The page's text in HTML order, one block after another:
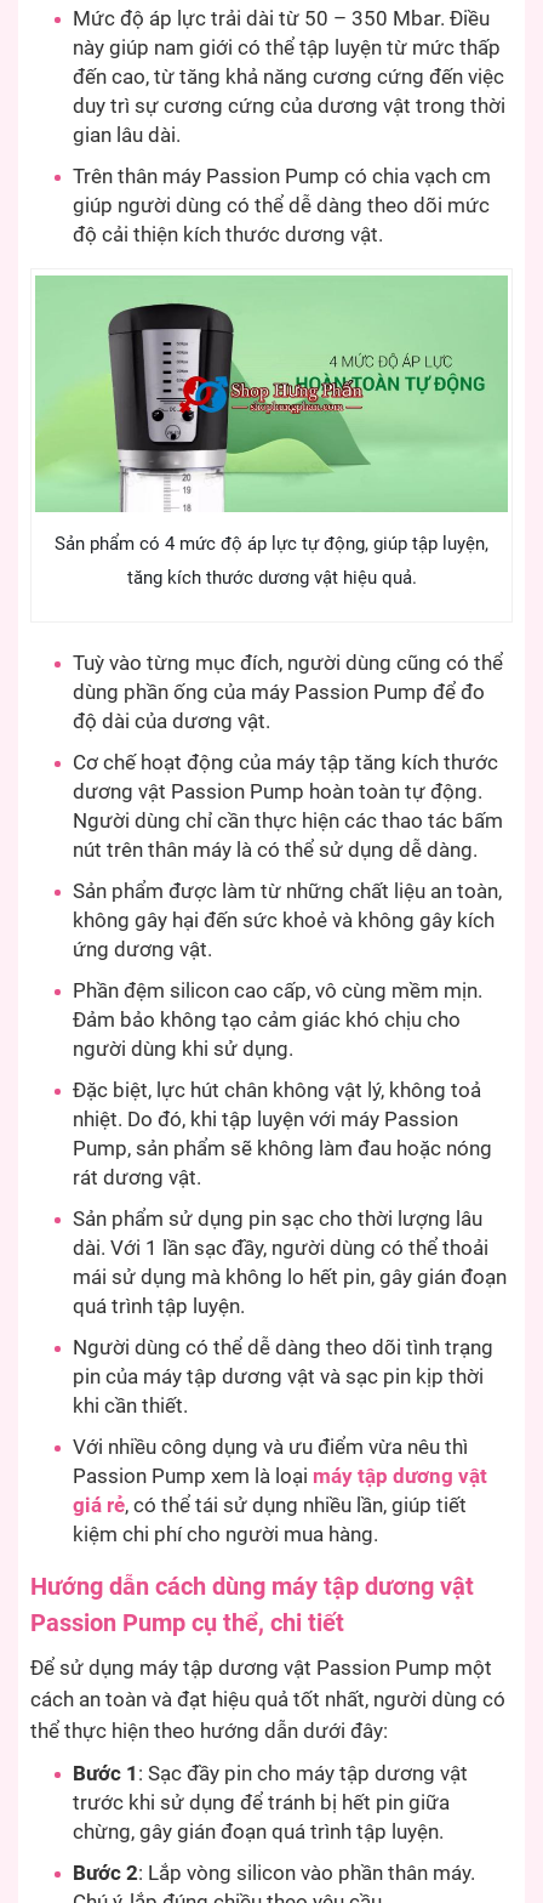
Mức độ áp lực trải dài từ 50 – 350 Mbar. Điều
này giúp nam giới có thể tập luyện từ mức thấp
đến cao, từ tăng khả năng cương cứng đến việc
duy trì sự cương cứng của dương vật trong thời
gian lâu dài.
Trên thân máy Passion Pump có chia vạch cm
giúp người dùng có thể dễ dàng theo dõi mức
độ cải thiện kích thước dương vật.
Sản phẩm có 4 mức độ áp lực tự động, giúp tập luyện,
tăng kích thước dương vật hiệu quả.
Tuỳ vào từng mục đích, người dùng cũng có thể
dùng phần ống của máy Passion Pump để đo
độ dài của dương vật.
Cơ chế hoạt động của máy tập tăng kích thước
dương vật Passion Pump hoàn toàn tự động.
Người dùng chỉ cần thực hiện các thao tác bấm
nút trên thân máy là có thể sử dụng dễ dàng.
Sản phẩm được làm từ những chất liệu an toàn,
không gây hại đến sức khoẻ và không gây kích
ứng dương vật.
Phần đệm silicon cao cấp, vô cùng mềm mịn.
Đảm bảo không tạo cảm giác khó chịu cho
người dùng khi sử dụng.
Đặc biệt, lực hút chân không vật lý, không toả
nhiệt. Do đó, khi tập luyện với máy Passion
Pump, sản phẩm sẽ không làm đau hoặc nóng
rát dương vật.
Sản phẩm sử dụng pin sạc cho thời lượng lâu
dài. Với 1 lần sạc đầy, người dùng có thể thoải
mái sử dụng mà không lo hết pin, gây gián đoạn
quá trình tập luyện.
Người dùng có thể dễ dàng theo dõi tình trạng
pin của máy tập dương vật và sạc pin kịp thời
khi cần thiết.
Với nhiều công dụng và ưu điểm vừa nêu thì
Passion Pump xem là loại máy tập dương vật
giá rẻ, có thể tái sử dụng nhiều lần, giúp tiết
kiệm chi phí cho người mua hàng.
Hướng dẫn cách dùng máy tập dương vật
Passion Pump cụ thể, chi tiết
Để sử dụng máy tập dương vật Passion Pump một
cách an toàn và đạt hiệu quả tốt nhất, người dùng có
thể thực hiện theo hướng dẫn dưới đây:
Bước 1 : Sạc đầy pin cho máy tập dương vật
trước khi sử dụng để tránh bị hết pin giữa
chừng, gây gián đoạn quá trình tập luyện.
Bước 2: Lắp vòng silicon vào phần thân máy.